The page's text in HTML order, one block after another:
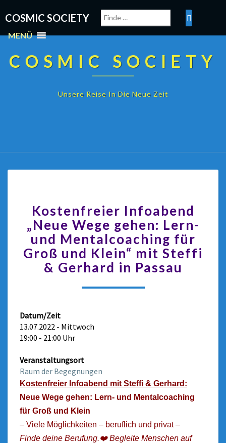
COSMIC SOCIETY
MENÜ
COSMIC SOCIETY
Unsere Reise In Die Neue Zeit
Kostenfreier Infoabend
„Neue Wege gehen: Lern-
und Mentalcoaching für
Groß und Klein“ mit Steffi
& Gerhard in Passau
Datum/Zeit
13.07.2022 - Mittwoch
19:00 - 21:00 Uhr
Veranstaltungsort
Raum der Begegnungen
Kostenfreier Infoabend mit Steffi & Gerhard:
Neue Wege gehen: Lern- und Mentalcoaching
für Groß und Klein
– Viele Möglichkeiten – beruflich und privat –
Finde deine Berufung.❤️Begleite Menschen auf